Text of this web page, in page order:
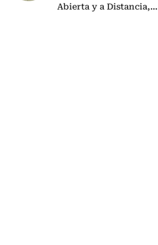
Abierta y a Distancia,...